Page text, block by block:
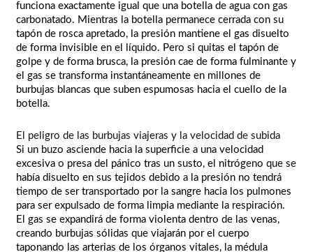
funciona exactamente igual que una botella de agua con gas
carbonatado. Mientras la botella permanece cerrada con su
tapón de rosca apretado, la presión mantiene el gas disuelto
de forma invisible en el líquido. Pero si quitas el tapón de
golpe y de forma brusca, la presión cae de forma fulminante y
el gas se transforma instantáneamente en millones de
burbujas blancas que suben espumosas hacia el cuello de la
botella.
El peligro de las burbujas viajeras y la velocidad de subida
Si un buzo asciende hacia la superficie a una velocidad
excesiva o presa del pánico tras un susto, el nitrógeno que se
había disuelto en sus tejidos debido a la presión no tendrá
tiempo de ser transportado por la sangre hacia los pulmones
para ser expulsado de forma limpia mediante la respiración.
El gas se expandirá de forma violenta dentro de las venas,
creando burbujas sólidas que viajarán por el cuerpo
taponando las arterias de los órganos vitales, la médula